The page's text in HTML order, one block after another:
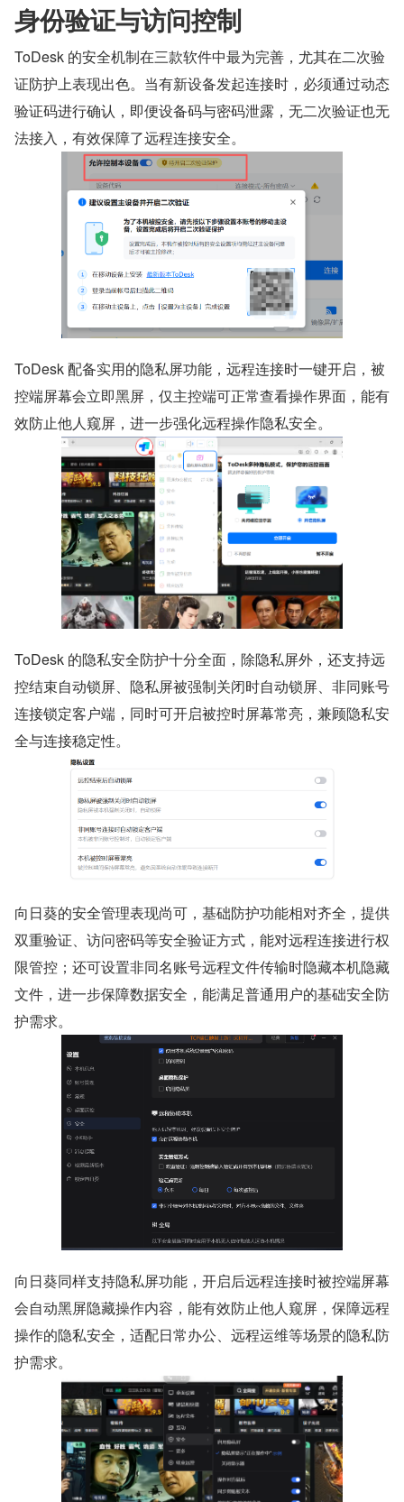
身份验证与访问控制
ToDesk 的安全机制在三款软件中最为完善，尤其在二次验
证防护上表现出色。当有新设备发起连接时，必须通过动态
验证码进行确认，即便设备码与密码泄露，无二次验证也无
法接入，有效保障了远程连接安全。
ToDesk 配备实用的隐私屏功能，远程连接时一键开启，被
控端屏幕会立即黑屏，仅主控端可正常查看操作界面，能有
效防止他人窥屏，进一步强化远程操作隐私安全。
ToDesk 的隐私安全防护十分全面，除隐私屏外，还支持远
控结束自动锁屏、隐私屏被强制关闭时自动锁屏、非同账号
连接锁定客户端，同时可开启被控时屏幕常亮，兼顾隐私安
全与连接稳定性。
向日葵的安全管理表现尚可，基础防护功能相对齐全，提供
双重验证、访问密码等安全验证方式，能对远程连接进行权
限管控；还可设置非同名账号远程文件传输时隐藏本机隐藏
文件，进一步保障数据安全，能满足普通用户的基础安全防
护需求。
向日葵同样支持隐私屏功能，开启后远程连接时被控端屏幕
会自动黑屏隐藏操作内容，能有效防止他人窥屏，保障远程
操作的隐私安全，适配日常办公、远程运维等场景的隐私防
护需求。